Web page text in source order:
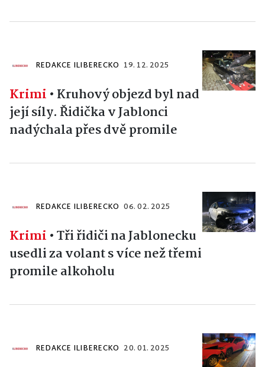
REDAKCE ILIBERECKO 19. 12. 2025
Krimi • Kruhový objezd byl nad
její síly. Řidička v Jablonci
nadýchala přes dvě promile
REDAKCE ILIBERECKO 06. 02. 2025
Krimi •Tři řidiči na Jablonecku
usedli za volant s více než třemi
promile alkoholu
REDAKCE ILIBERECKO 20. 01. 2025